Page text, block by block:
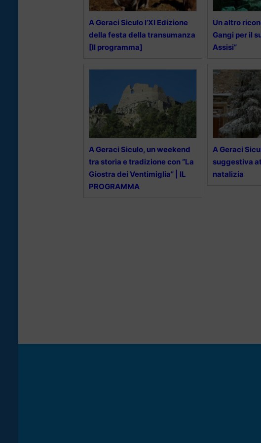
A Geraci Siculo l’XI Edizione
della festa della transumanza
[Il programma]
Un altro
Gangi per il
Assisi”
A Geraci Siculo, un weekend
tra storia e tradizione con “La
Giostra dei Ventimiglia” | IL
PROGRAMMA
A Geraci
suggestiva
natalizia